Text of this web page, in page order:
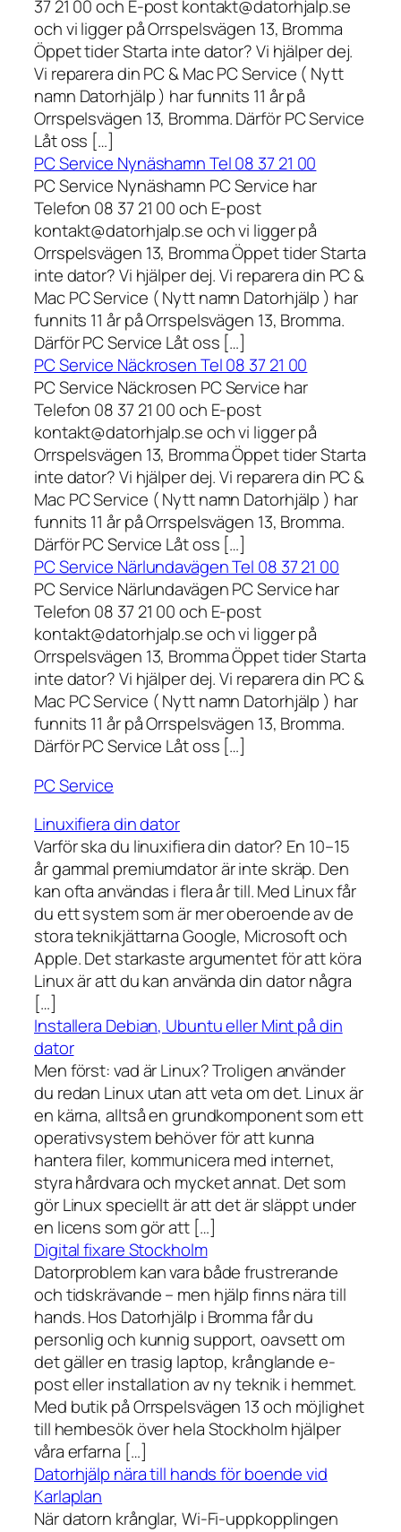
37 21 00 och E-post kontakt@datorhjalp.se
och vi ligger på Orrspelsvägen 13, Bromma
Öppet tider Starta inte dator? Vi hjälper dej.
Vi reparera din PC & Mac PC Service ( Nytt
namn Datorhjälp ) har funnits 11 år på
Orrspelsvägen 13, Bromma. Därför PC Service
Låt oss […]
PC Service Nynäshamn Tel 08 37 21 00
PC Service Nynäshamn PC Service har
Telefon 08 37 21 00 och E-post
kontakt@datorhjalp.se och vi ligger på
Orrspelsvägen 13, Bromma Öppet tider Starta
inte dator? Vi hjälper dej. Vi reparera din PC &
Mac PC Service ( Nytt namn Datorhjälp ) har
funnits 11 år på Orrspelsvägen 13, Bromma.
Därför PC Service Låt oss […]
PC Service Näckrosen Tel 08 37 21 00
PC Service Näckrosen PC Service har
Telefon 08 37 21 00 och E-post
kontakt@datorhjalp.se och vi ligger på
Orrspelsvägen 13, Bromma Öppet tider Starta
inte dator? Vi hjälper dej. Vi reparera din PC &
Mac PC Service ( Nytt namn Datorhjälp ) har
funnits 11 år på Orrspelsvägen 13, Bromma.
Därför PC Service Låt oss […]
PC Service Närlundavägen Tel 08 37 21 00
PC Service Närlundavägen PC Service har
Telefon 08 37 21 00 och E-post
kontakt@datorhjalp.se och vi ligger på
Orrspelsvägen 13, Bromma Öppet tider Starta
inte dator? Vi hjälper dej. Vi reparera din PC &
Mac PC Service ( Nytt namn Datorhjälp ) har
funnits 11 år på Orrspelsvägen 13, Bromma.
Därför PC Service Låt oss […]
PC Service
Linuxifiera din dator
Varför ska du linuxifiera din dator? En 10–15
år gammal premiumdator är inte skräp. Den
kan ofta användas i flera år till. Med Linux får
du ett system som är mer oberoende av de
stora teknikjättarna Google, Microsoft och
Apple. Det starkaste argumentet för att köra
Linux är att du kan använda din dator några
[…]
Installera Debian, Ubuntu eller Mint på din
dator
Men först: vad är Linux? Troligen använder
du redan Linux utan att veta om det. Linux är
en kärna, alltså en grundkomponent som ett
operativsystem behöver för att kunna
hantera filer, kommunicera med internet,
styra hårdvara och mycket annat. Det som
gör Linux speciellt är att det är släppt under
en licens som gör att […]
Digital fixare Stockholm
Datorproblem kan vara både frustrerande
och tidskrävande – men hjälp finns nära till
hands. Hos Datorhjälp i Bromma får du
personlig och kunnig support, oavsett om
det gäller en trasig laptop, krånglande e-
post eller installation av ny teknik i hemmet.
Med butik på Orrspelsvägen 13 och möjlighet
till hembesök över hela Stockholm hjälper
våra erfarna […]
Datorhjälp nära till hands för boende vid
Karlaplan
När datorn krånglar, Wi-Fi-uppkopplingen